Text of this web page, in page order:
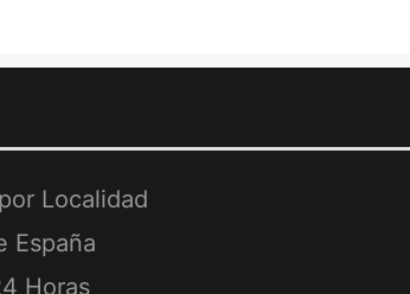
Localidad
España
Horas